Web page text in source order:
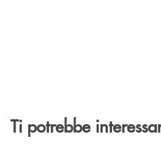
Ti potrebbe